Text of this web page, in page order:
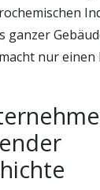
ganzer
nur einen